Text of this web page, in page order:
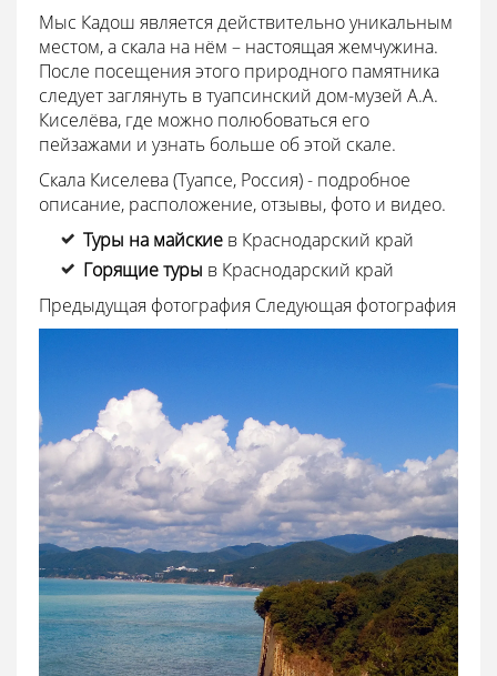
Мыс Кадош является действительно уникальным
местом, а скала на нём – настоящая жемчужина.
После посещения этого природного памятника
следует заглянуть в туапсинский дом-музей А.А.
Киселёва, где можно полюбоваться его
пейзажами и узнать больше об этой скале.
Скала Киселева (Туапсе, Россия) - подробное
описание, расположение, отзывы, фото и видео.
Туры на майские в Краснодарский край
Горящие туры в Краснодарский край
Предыдущая фотография Следующая фотография